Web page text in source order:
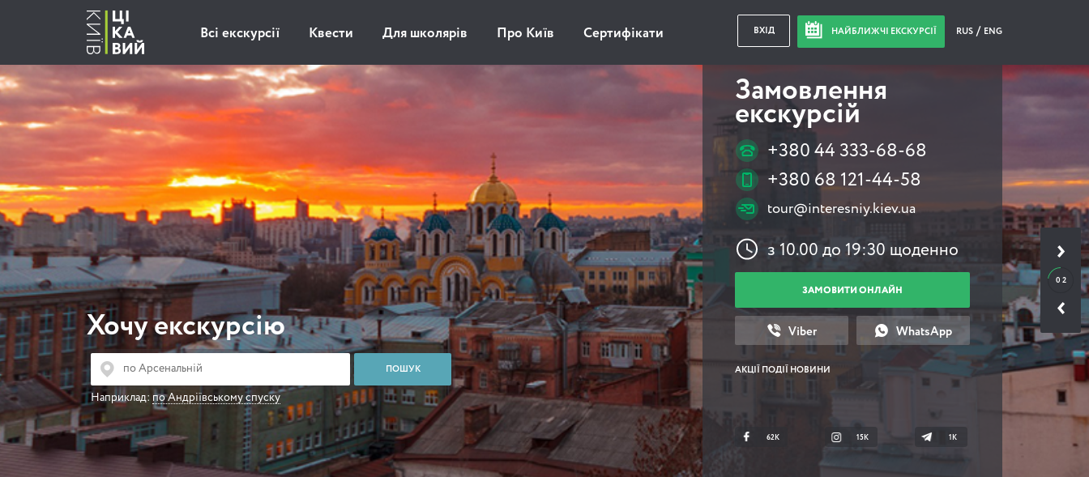
Всі екскурсії Квести Для школярів Про Київ Сертифікати ВХІД НАЙБЛИЖЧІ ЕКСКУРСІЇ RUS ENG
0 2
Хочу екскурсію
Наприклад: по Андріївському спуску
Замовлення
екскурсій
+380 44 333-68-68
+380 68 121-44-58
tour@interesniy.kiev.ua
з 10.00 до 19:30 щоденно
ЗАМОВИТИ ОНЛАЙН
Viber WhatsApp
АКЦІЇ ПОДІЇ НОВИНИ
62K 15K 1К